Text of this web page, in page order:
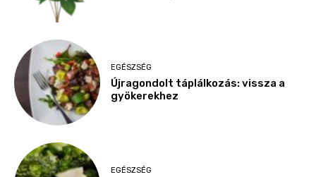
EGÉSZSÉG
Újragondolt táplálkozás: vissza a
gyökerekhez
EGÉSZSÉG